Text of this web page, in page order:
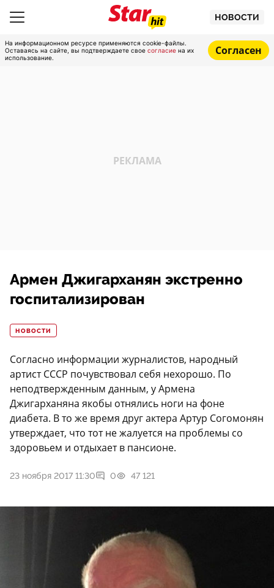
НОВОСТИ
На информационном ресурсе применяются cookie-файлы.
Оставаясь на сайте, вы подтверждаете свое согласие на их
использование.
Согласен
Армен Джигарханян экстренно
госпитализирован
НОВОСТИ
Согласно информации журналистов, народный
артист СССР почувствовал себя нехорошо. По
неподтвержденным данным, у Армена
Джигарханяна якобы отнялись ноги на фоне
диабета. В то же время друг актера Артур Согомонян
утверждает, что тот не жалуется на проблемы со
здоровьем и отдыхает в пансионе.
23 ноября 2017 11:30 0 47 121